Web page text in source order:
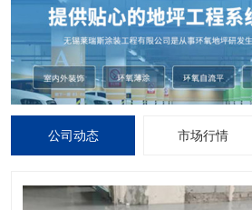
公司动态 市场行情